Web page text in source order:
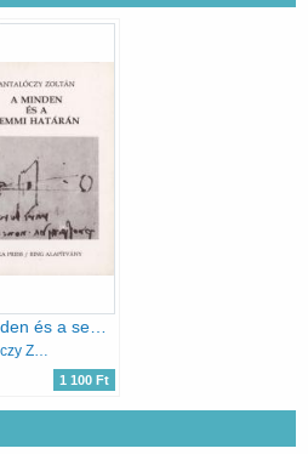
Antalóczy Zoltán
1 100 Ft